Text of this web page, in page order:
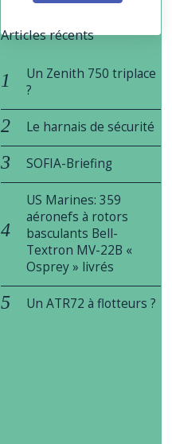
Articles récents
Un Zenith 750 triplace
?
Le harnais de sécurité
SOFIA-Briefing
US Marines: 359
aéronefs à rotors
basculants Bell-
Textron MV-22B «
Osprey » livrés
Un ATR72 à flotteurs ?